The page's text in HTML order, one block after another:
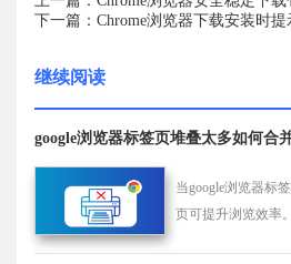
下一篇：Chrome浏览器下载安装时
继续阅读
google浏览器标签页堆叠太多如何合
当google浏览器标
页可提升浏览效率